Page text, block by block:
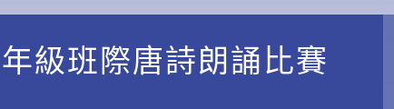
級班際唐詩朗誦比賽